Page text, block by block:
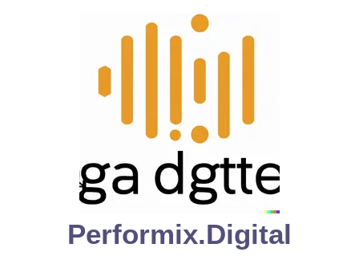
Performix.digital